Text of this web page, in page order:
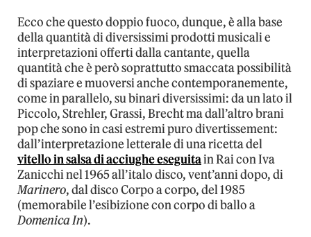
Ecco che questo doppio fuoco, dunque, è alla base
della quantità di diversissimi prodotti musicali e
interpretazioni offerti dalla cantante, quella
quantità che è però soprattutto smaccata possibilità
di spaziare e muoversi anche contemporanemente,
come in parallelo, su binari diversissimi: da un lato il
Piccolo, Strehler, Grassi, Brecht ma dall’altro brani
pop che sono in casi estremi puro divertissement:
dall’interpretazione letterale di una ricetta del
vitello in salsa di acciughe eseguitain Rai con Iva
Zanicchi nel 1965 all’italo disco, vent’anni dopo, di
Marinero, dal disco Corpo a corpo, del 1985
(memorabile l’esibizione con corpo di ballo a
Domenica In).